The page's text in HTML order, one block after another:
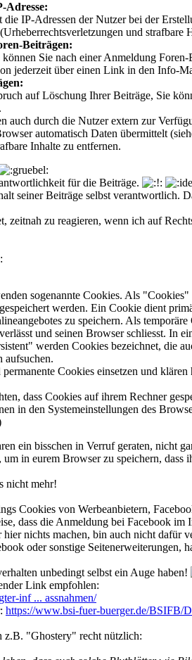
Adresse:
die IP-Adressen der Nutzer bei der
und
Beiträgen:
Sie nach einer Anmeldung
jederzeit über einen Link in den Info-
auf Löschung Ihrer Beiträge, Sie
auch durch die Nutzer extern zur
automatisch Daten übermittelt
Inhalte zu entfernen.
für die Beiträge.
seiner Beiträge selbst verantwortlich.
zeitnah zu reagieren, wenn ich auf
sogenannte Cookies. Als
werden. Ein Cookie dient
zu speichern. Als
und seinen Browser schliesst. In
werden Cookies bezeichnet, die
aufsuchen.
Cookies einsetzen und
dass Cookies auf ihrem Rechner
in den Systemeinstellungen des
ein bisschen in Verruf geraten, nicht
in eurem Browser zu speichern,
nicht mehr!
Cookies von Werbeanbietern,
dass die Anmeldung bei Facebook
hier nichts machen, bin auch nicht dafür
oder sonstige
unbedingt selbst ein Auge haben!
Link empfohlen:
inf ... assnahmen/
https://www.bsi-fuer-buerger.de/BSIFB/
"Ghostery" recht nützlich: